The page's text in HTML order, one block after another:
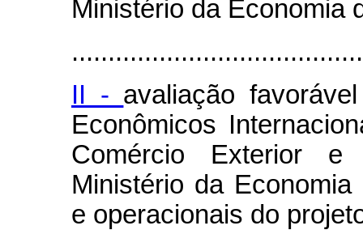
Ministério da Economia
II - avaliação
Econômicos
Comércio Exterior e
Ministério da
e operacionais do